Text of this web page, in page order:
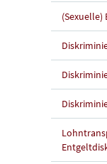
(Sexuelle)